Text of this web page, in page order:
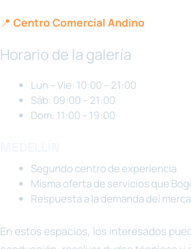
📍 Centro Comercial Andino
Horario de la galería
Lun – Vie: 10:00 – 21:00
Sáb: 09:00 – 21:00
Dom: 11:00 – 19:00
Segundo centro de experiencia
Misma oferta de servicios que
Respuesta a la demanda del
En estos espacios, los interesados